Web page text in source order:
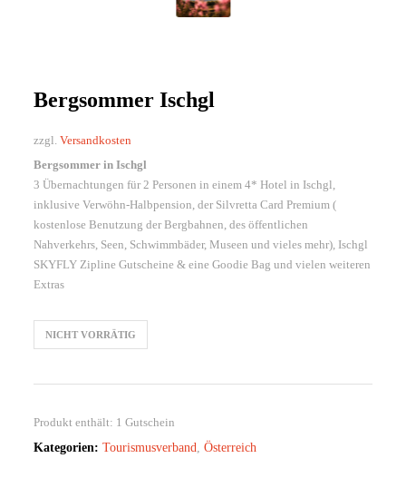
Bergsommer Ischgl
zzgl.Versandkosten
Bergsommer in Ischgl
3 Übernachtungen für 2 Personen in einem 4* Hotel in Ischgl,
inklusive Verwöhn-Halbpension, der Silvretta Card Premium (
kostenlose Benutzung der Bergbahnen, des öffentlichen
Nahverkehrs, Seen, Schwimmbäder, Museen und vieles mehr), Ischgl
SKYFLY Zipline Gutscheine & eine Goodie Bag und vielen weiteren
Extras
NICHT VORRÄTIG
Produkt enthält: 1Gutschein
Kategorien: Tourismusverband ,Österreich